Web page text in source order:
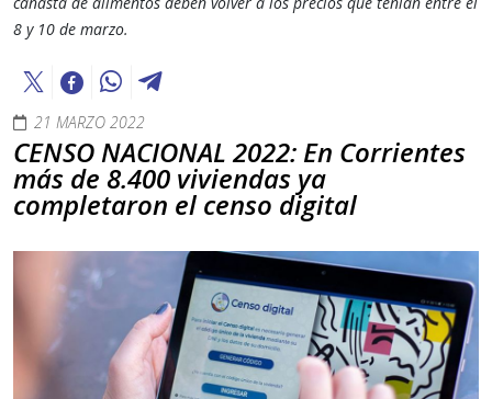
8 y 10 de marzo.
21 MARZO 2022
CENSO NACIONAL 2022: En Corrientes
más de 8.400 viviendas ya
completaron el censo digital